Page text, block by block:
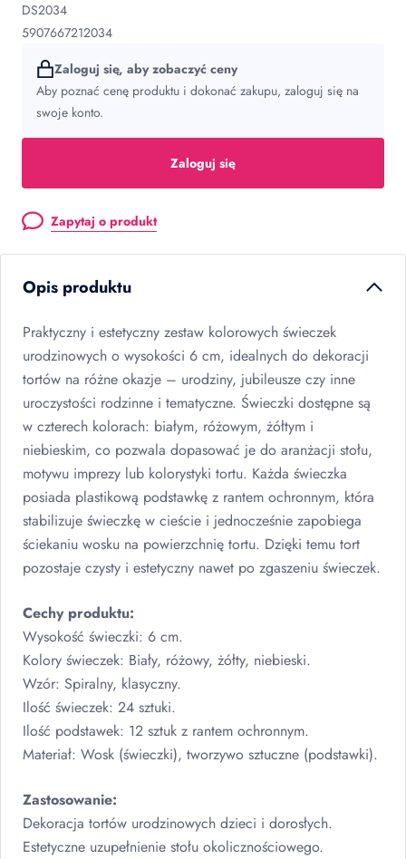
DS2034
5907667212034
Zaloguj się, aby zobaczyć ceny
Aby poznać cenę produktu i dokonać zakupu, zaloguj się na
swoje konto.
Zaloguj się
Zapytaj o produkt
Opis produktu
Praktyczny i estetyczny zestaw kolorowych świeczek
urodzinowych o wysokości 6 cm, idealnych do dekoracji
tortów na różne okazje – urodziny, jubileusze czy inne
uroczystości rodzinne i tematyczne. Świeczki dostępne są
w czterech kolorach: białym, różowym, żółtym i
niebieskim, co pozwala dopasować je do aranżacji stołu,
motywu imprezy lub kolorystyki tortu. Każda świeczka
posiada plastikową podstawkę z rantem ochronnym, która
stabilizuje świeczkę w cieście i jednocześnie zapobiega
ściekaniu wosku na powierzchnię tortu. Dzięki temu tort
pozostaje czysty i estetyczny nawet po zgaszeniu świeczek.
Cechy produktu:
Wysokość świeczki: 6 cm.
Kolory świeczek: Biały, różowy, żółty, niebieski.
Wzór: Spiralny, klasyczny.
Ilość świeczek: 24 sztuki.
Ilość podstawek: 12 sztuk z rantem ochronnym.
Materiał: Wosk (świeczki), tworzywo sztuczne (podstawki).
Zastosowanie:
Dekoracja tortów urodzinowych dzieci i dorosłych.
Estetyczne uzupełnienie stołu okolicznościowego.